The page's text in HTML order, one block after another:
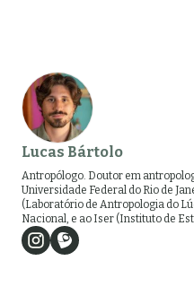
Lucas Bártolo
Antropólogo. Doutor em
Universidade Federal do Rio de
(Laboratório de Antropologia do
Nacional, e ao Iser (Instituto de